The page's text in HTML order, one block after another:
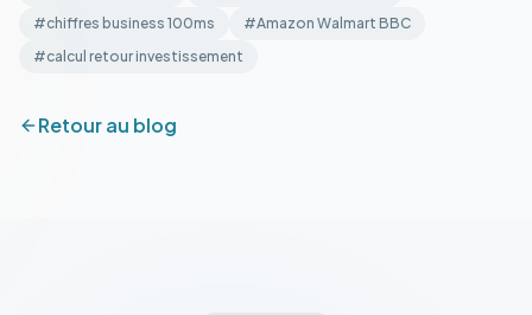
#chiffres business 100ms #Amazon Walmart BBC
#calcul retour investissement
Retour au blog